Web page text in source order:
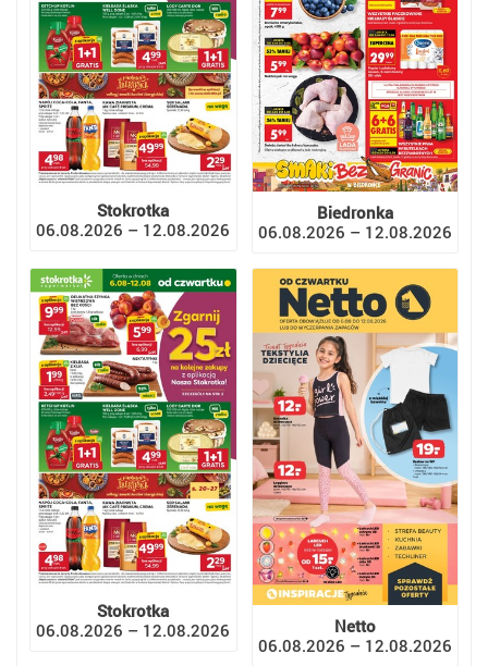
Stokrotka
06.08.2026 – 12.08.2026
Biedronka
06.08.2026 – 12.08.2026
Stokrotka
06.08.2026 – 12.08.2026
Netto
06.08.2026 – 12.08.2026